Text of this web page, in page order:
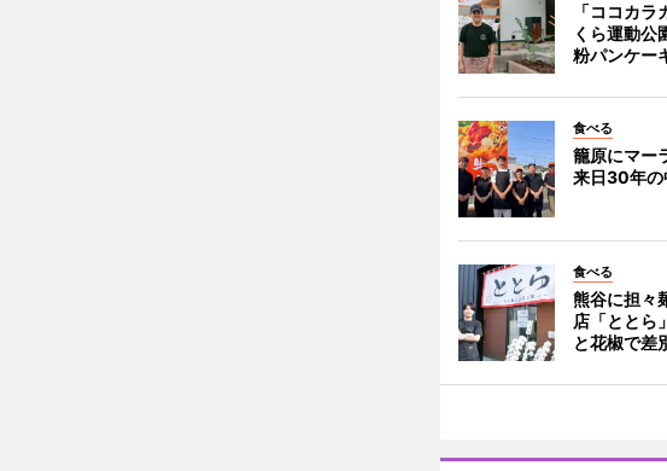
「ココカ
くら運動
粉パンケー
食べる
籠原にマー
来日30年の
食べる
熊谷に担々
店「とと
と花椒で差